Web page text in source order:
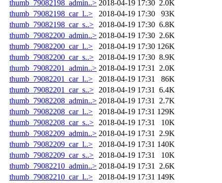
thumb_79082198_admin..> 2018-04-19 17:30 2.0K
thumb_79082198_car_l..>
2018-04-19 17:30
93K
thumb_79082198_car_s..>
2018-04-19 17:30 6.8K
thumb_79082200_admin..> 2018-04-19 17:30 2.6K
thumb_79082200_car_l..>
2018-04-19 17:30 126K
thumb_79082200_car_s..>
2018-04-19 17:30 8.9K
thumb_79082201_admin..> 2018-04-19 17:31
2.0K
thumb_79082201_car_l..>
2018-04-19 17:31
86K
thumb_79082201_car_s..>
2018-04-19 17:31
6.4K
thumb_79082208_admin..> 2018-04-19 17:31
2.7K
thumb_79082208_car_l..>
2018-04-19 17:31 129K
thumb_79082208_car_s..>
2018-04-19 17:31
10K
thumb_79082209_admin..> 2018-04-19 17:31
2.9K
thumb_79082209_car_l..>
2018-04-19 17:31 140K
thumb_79082209_car_s..>
2018-04-19 17:31
10K
thumb_79082210_admin..> 2018-04-19 17:31
2.6K
thumb_79082210_car_l..>
2018-04-19 17:31 149K